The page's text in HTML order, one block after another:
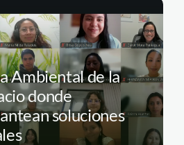
Ambiental de la
donde
soluciones